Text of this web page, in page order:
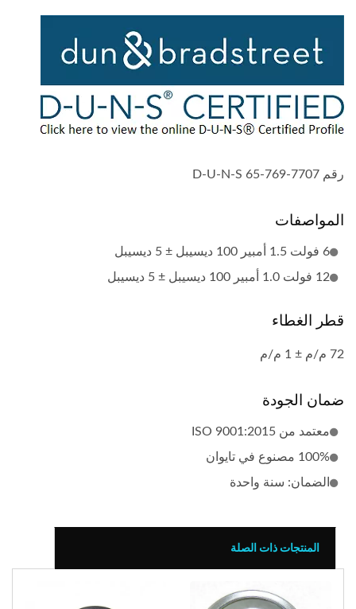
رقم D-U-N-S 65-769-7707
المواصفات
6 فولت 1.5 أمبير 100 ديسيبل ± 5 ديسيبل
12 فولت 1.0 أمبير 100 ديسيبل ± 5 ديسيبل
قطر الغطاء
72 م/م ± 1 م/م
ضمان الجودة
معتمد من ISO 9001:2015
100% مصنوع في تايوان
الضمان: سنة واحدة
المنتجات ذات الصلة